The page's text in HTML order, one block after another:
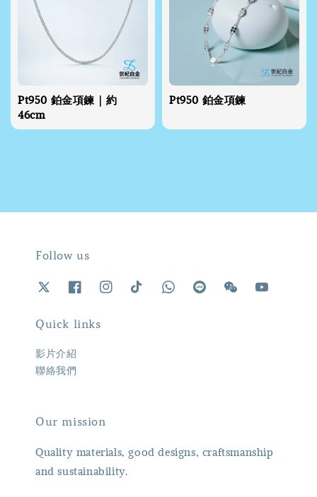
Pt950 鉑金項鍊｜約
46cm
Pt950 鉑金項鍊
Follow us
Quick links
影片介紹
聯絡我們
Our mission
Quality materials, good designs, craftsmanship
and sustainability.